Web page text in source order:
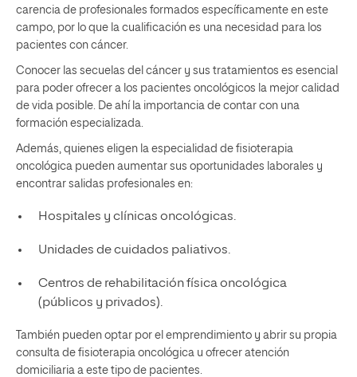
carencia de profesionales formados específicamente en este
campo, por lo que la cualificación es una necesidad para los
pacientes con cáncer.
Conocer las secuelas del cáncer y sus tratamientos es esencial
para poder ofrecer a los pacientes oncológicos la mejor calidad
de vida posible. De ahí la importancia de contar con una
formación especializada.
Además, quienes eligen la especialidad de fisioterapia
oncológica pueden aumentar sus oportunidades laborales y
encontrar salidas profesionales en:
Hospitales y clínicas oncológicas.
Unidades de cuidados paliativos.
Centros de rehabilitación física oncológica
(públicos y privados).
También pueden optar por el emprendimiento y abrir su propia
consulta de fisioterapia oncológica u ofrecer atención
domiciliaria a este tipo de pacientes.